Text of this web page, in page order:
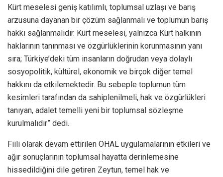
Kürt meselesi geniş katılımlı, toplumsal uzlaşı ve barış
arzusuna dayanan bir çözüm sağlanmalı ve toplumun barış
hakkı sağlanmalıdır. Kürt meselesi, yalnızca Kürt halkının
haklarının tanınması ve özgürlüklerinin korunmasının yanı
sıra; Türkiye’deki tüm insanların doğrudan veya dolaylı
sosyopolitik, kültürel, ekonomik ve birçok diğer temel
hakkını da etkilemektedir. Bu sebeple toplumun tüm
kesimleri tarafından da sahiplenilmeli, hak ve özgürlükleri
tanıyan, adalet temelli yeni bir toplumsal sözleşme
kurulmalıdır” dedi.
Fiili olarak devam ettirilen OHAL uygulamalarının etkileri ve
ağır sonuçlarının toplumsal hayatta derinlemesine
hissedildiğini dile getiren Zeytun, temel hak ve